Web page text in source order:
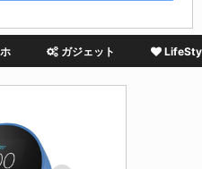
ガジェット